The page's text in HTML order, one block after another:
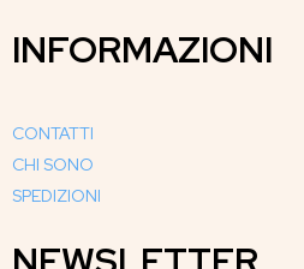
INFORMAZIONI
CONTATTI
CHI SONO
SPEDIZIONI